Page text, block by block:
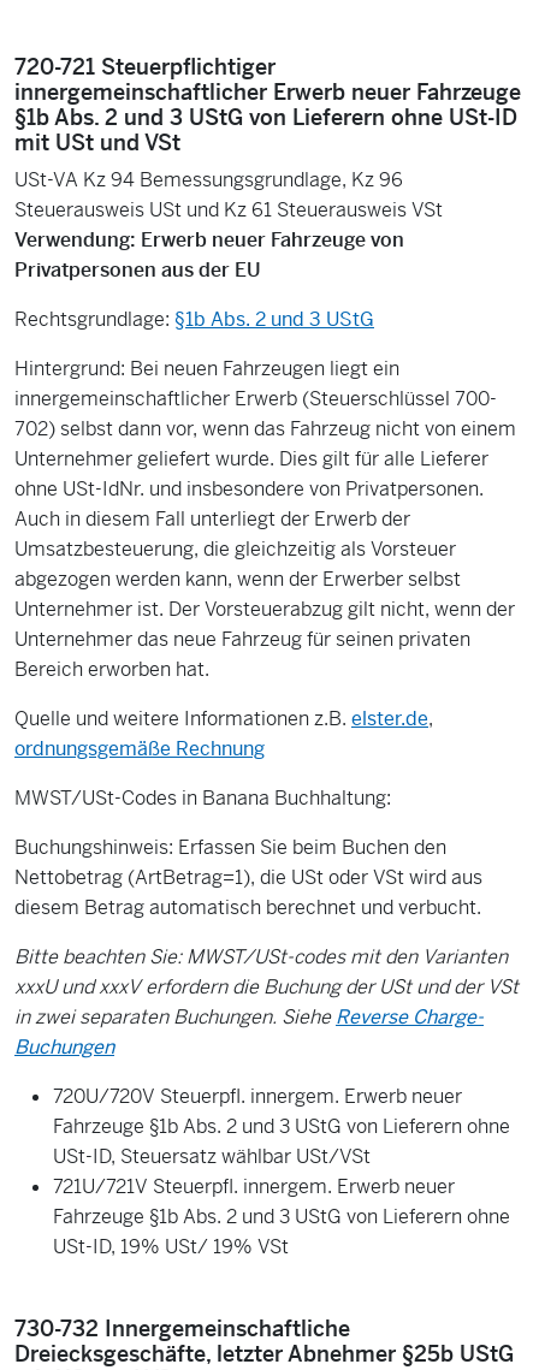
720-721 Steuerpflichtiger
innergemeinschaftlicher Erwerb neuer Fahrzeuge
§1b Abs. 2 und 3 UStG von Lieferern ohne USt-ID
mit USt und VSt
USt-VA Kz 94 Bemessungsgrundlage, Kz 96
Steuerausweis USt und Kz 61 Steuerausweis VSt
Verwendung: Erwerb neuer Fahrzeuge von
Privatpersonen aus der EU
Rechtsgrundlage: §1b Abs. 2 und 3 UStG
Hintergrund: Bei neuen Fahrzeugen liegt ein
innergemeinschaftlicher Erwerb (Steuerschlüssel 700-
702) selbst dann vor, wenn das Fahrzeug nicht von einem
Unternehmer geliefert wurde. Dies gilt für alle Lieferer
ohne USt-IdNr. und insbesondere von Privatpersonen.
Auch in diesem Fall unterliegt der Erwerb der
Umsatzbesteuerung, die gleichzeitig als Vorsteuer
abgezogen werden kann, wenn der Erwerber selbst
Unternehmer ist. Der Vorsteuerabzug gilt nicht, wenn der
Unternehmer das neue Fahrzeug für seinen privaten
Bereich erworben hat.
Quelle und weitere Informationen z.B. elster.de,
ordnungsgemäße Rechnung
MWST/USt-Codes in Banana Buchhaltung:
Buchungshinweis: Erfassen Sie beim Buchen den
Nettobetrag (ArtBetrag=1), die USt oder VSt wird aus
diesem Betrag automatisch berechnet und verbucht.
Bitte beachten Sie: MWST/USt-codes mit den Varianten
xxxU und xxxV erfordern die Buchung der USt und der VSt
in zwei separaten Buchungen. SieheReverse Charge-
Buchungen
720U/720V Steuerpfl. innergem. Erwerb neuer
Fahrzeuge §1b Abs. 2 und 3 UStG von Lieferern ohne
USt-ID, Steuersatz wählbar USt/VSt
721U/721V Steuerpfl. innergem. Erwerb neuer
Fahrzeuge §1b Abs. 2 und 3 UStG von Lieferern ohne
USt-ID, 19% USt/ 19% VSt
730-732 Innergemeinschaftliche
Dreiecksgeschäfte, letzter Abnehmer §25b UStG